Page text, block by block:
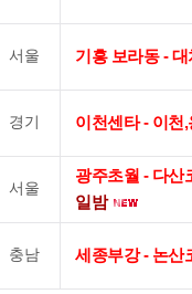
서울 기흥 보라동 -
경기 이천센타 - 이천
서울
광주초월 - 다산
일밤
충남 세종부강 - 논산